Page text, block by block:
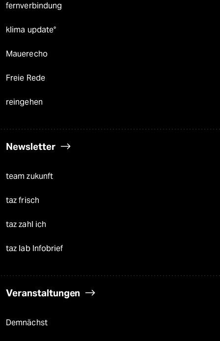
fernverbindung
klima update°
Mauerecho
Freie Rede
reingehen
Newsletter
team zukunft
taz frisch
taz zahl ich
taz lab Infobrief
Veranstaltungen
Demnächst